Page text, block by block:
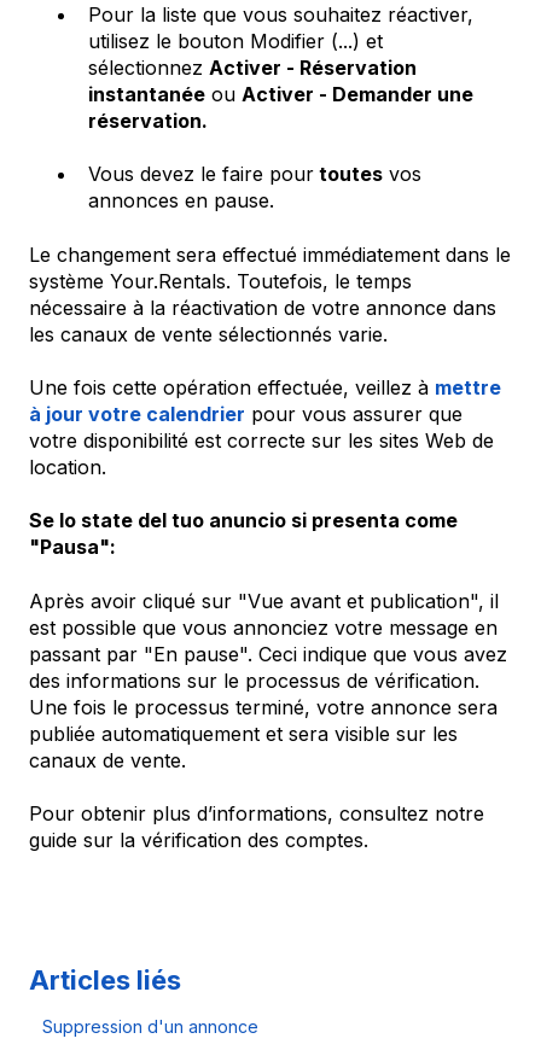
Pour la liste que vous souhaitez réactiver,
utilisez le bouton Modifier (...) et
sélectionnez Activer - Réservation
instantanée ou Activer - Demander une
réservation.
Vous devez le faire pour toutes vos
annonces en pause.
Le changement sera effectué immédiatement dans le
système Your.Rentals. Toutefois, le temps
nécessaire à la réactivation de votre annonce dans
les canaux de vente sélectionnés varie.
Une fois cette opération effectuée, veillez à mettre
à jour votre calendrier pour vous assurer que
votre disponibilité est correcte sur les sites Web de
location.
Se lo state del tuo anuncio si presenta come
"Pausa":
Après avoir cliqué sur "Vue avant et publication", il
est possible que vous annonciez votre message en
passant par "En pause". Ceci indique que vous avez
des informations sur le processus de vérification.
Une fois le processus terminé, votre annonce sera
publiée automatiquement et sera visible sur les
canaux de vente.
Pour obtenir plus d’informations, consultez notre
guide sur la vérification des comptes.
Articles liés
Suppression d'un annonce